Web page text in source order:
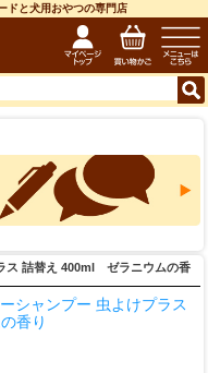
ドと犬用おやつの専門店
ス 詰替え 400ml ゼラニウムの香
シャンプー 虫よけプラス
香り